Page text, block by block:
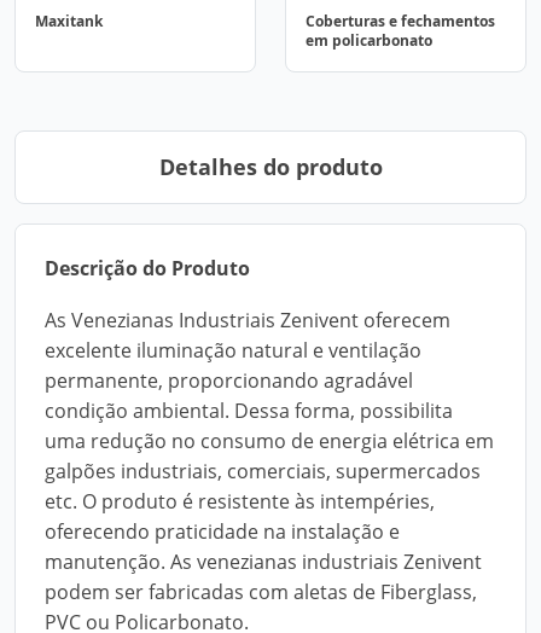
Maxitank
Coberturas e fechamentos
em policarbonato
Detalhes do produto
Descrição do Produto
As Venezianas Industriais Zenivent oferecem
excelente iluminação natural e ventilação
permanente, proporcionando agradável
condição ambiental. Dessa forma, possibilita
uma redução no consumo de energia elétrica em
galpões industriais, comerciais, supermercados
etc. O produto é resistente às intempéries,
oferecendo praticidade na instalação e
manutenção. As venezianas industriais Zenivent
podem ser fabricadas com aletas de Fiberglass,
PVC ou Policarbonato.